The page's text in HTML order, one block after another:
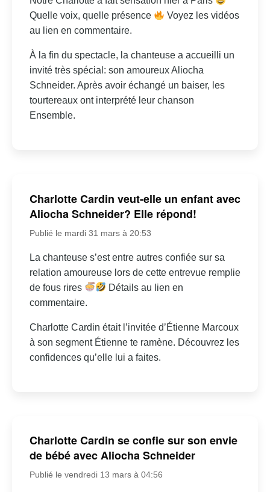
Quelle voix, quelle présence
Voyez les vidéos
au lien en commentaire.
À la fin du spectacle, la chanteuse a accueilli un
invité très spécial: son amoureux Aliocha
Schneider. Après avoir échangé un baiser, les
tourtereaux ont interprété leur chanson
Ensemble.
Charlotte Cardin veut-elle un enfant avec
Aliocha Schneider? Elle répond!
Publié le mardi 31 mars à 20:53
La chanteuse s’est entre autres confiée sur sa
relation amoureuse lors de cette entrevue remplie
de fous rires
Détails au lien en
commentaire.
Charlotte Cardin était l’invitée d’Étienne Marcoux
à son segment Étienne te ramène. Découvrez les
confidences qu’elle lui a faites.
Charlotte Cardin se confie sur son envie
de bébé avec Aliocha Schneider
Publié le vendredi 13 mars à 04:56